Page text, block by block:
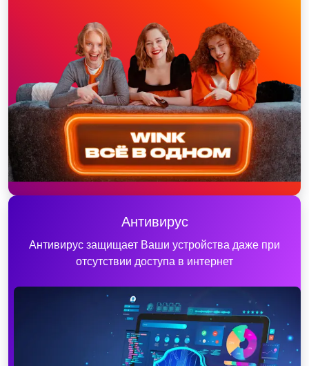
Антивирус
Антивирус защищает Ваши устройства даже при
отсутствии доступа в интернет